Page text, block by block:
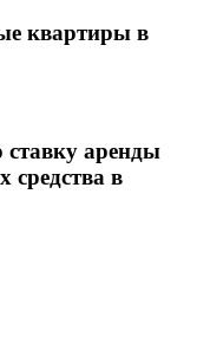
квартиры в
аренды
средства в